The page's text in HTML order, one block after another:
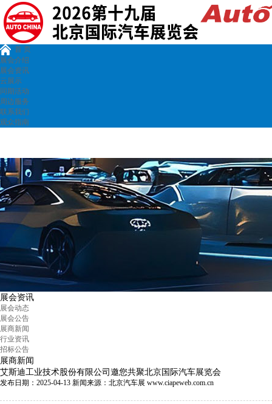
首 页
展会介绍
展会资讯
云展示
同期活动
周边服务
联系我们
观众指南
展会资讯
展会动态
展会公告
展商新闻
行业资讯
招标公告
展商新闻
艾斯迪工业技术股份有限公司邀您共聚北京国际汽车展览会
发布日期：2025-04-13 新闻来源：北京汽车展 www.ciapeweb.com.cn